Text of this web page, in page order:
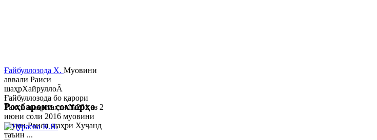
Ғайбуллозода Х. Муовини
аввали Раиси
шаҳрХайруллоÂ
Ғайбуллозода бо қарори
Раиси шаҳр таҳти №281 аз 2
июни соли 2016 муовини
якуми Раиси шаҳри Хуҷанд
таъин ...
Роҳбарони сохторҳо